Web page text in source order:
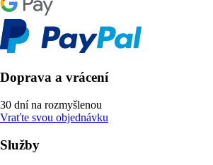
Doprava a vrácení
30 dní na rozmyšlenou
Vraťte svou objednávku
Služby